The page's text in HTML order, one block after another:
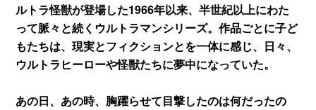
ルトラ怪獣が登場した1966年以来、半世紀以上にわた
って脈々と続くウルトラマンシリーズ。作品ごとに子ど
もたちは、現実とフィクションとを一体に感じ、日々、
ウルトラヒーローや怪獣たちに夢中になっていた。
あの日、あの時、胸躍らせて目撃したのは何だったの